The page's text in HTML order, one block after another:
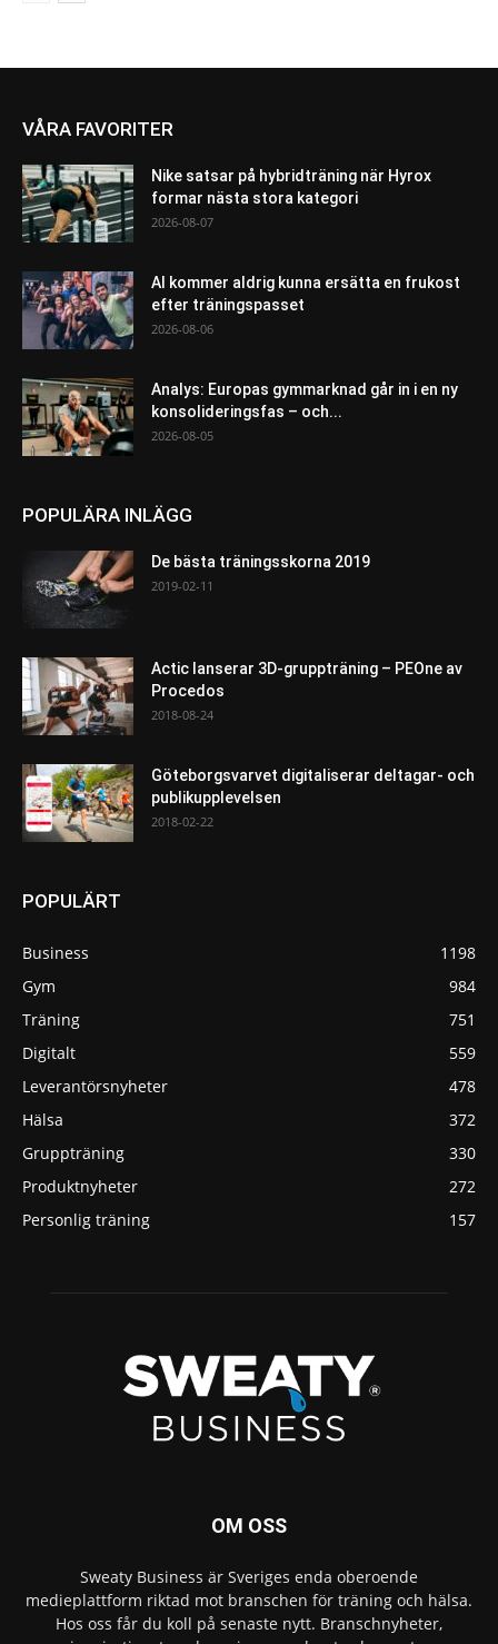
VÅRA FAVORITER
Nike satsar på hybridträning när Hyrox
formar nästa stora kategori
2026-08-07
AI kommer aldrig kunna ersätta en frukost
efter träningspasset
2026-08-06
Analys: Europas gymmarknad går in i en ny
konsolideringsfas – och...
2026-08-05
POPULÄRA INLÄGG
De bästa träningsskorna 2019
2019-02-11
Actic lanserar 3D-gruppträning – PEOne av
Procedos
2018-08-24
Göteborgsvarvet digitaliserar deltagar- och
publikupplevelsen
2018-02-22
POPULÄRT
Business
1198
Gym
984
Träning
751
Digitalt
559
Leverantörsnyheter
478
Hälsa
372
Gruppträning
330
Produktnyheter
272
Personlig träning
157
OM OSS
Sweaty Business är Sveriges enda oberoende
medieplattform riktad mot branschen för träning och hälsa.
Hos oss får du koll på senaste nytt. Branschnyheter,